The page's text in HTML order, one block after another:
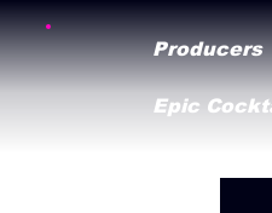
Producers
Epic